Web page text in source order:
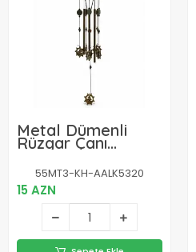
Metal Dümenli
Rüzgar Çanı
Alk5320
55MT3-KH-AALK5320
15 AZN